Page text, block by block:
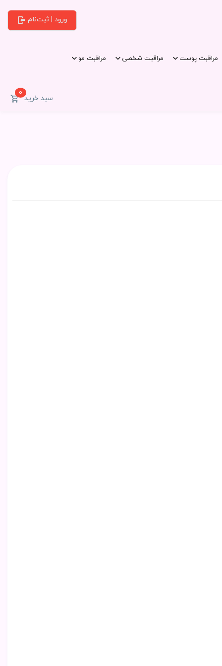
ورود | ثبت‌نام
مراقبت پوست مراقبت شخصی
مراقبت مو
سبد خرید0